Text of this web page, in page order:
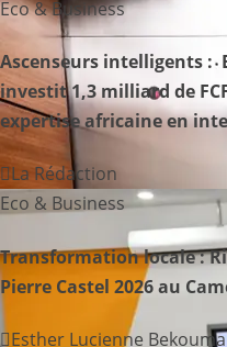
a
t
i
o
d
e
Eco & Business
Ascenseurs intelligents :
investit 1,3 milliard de
expertise africaine en
La Rédaction
Eco & Business
Transformation locale :
Pierre Castel 2026 au
Esther Lucienne Bekouma